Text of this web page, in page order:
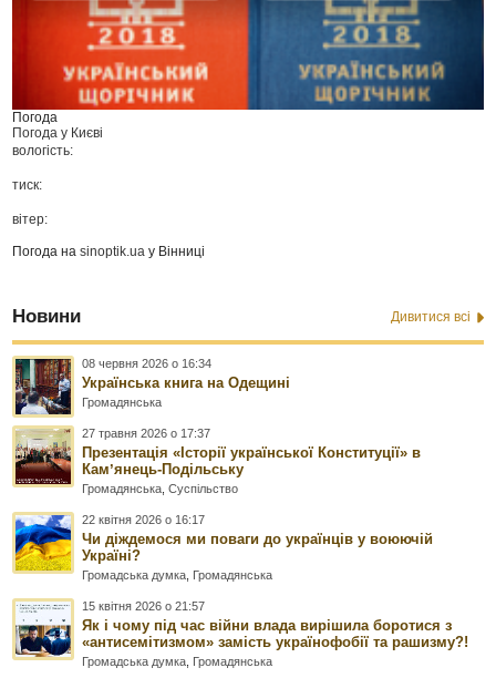
Погода
Погода у Києві
вологість:
тиск:
вітер:
Погода наsinoptik.ua у Вінниці
Новини Дивитися всі
08 червня 2026 о 16:34
Українська книга на Одещині
Громадянська
27 травня 2026 о 17:37
Презентація «Історії української Конституції» в
Камʼянець-Подільську
Громадянська ,Суспільство
22 квітня 2026 о 16:17
Чи діждемося ми поваги до українців у воюючій
Україні?
Громадська думка Громадянська
15 квітня 2026 о 21:57
Як і чому під час війни влада вирішила боротися з
«антисемітизмом» замість українофобії та рашизму?!
Громадська думка Громадянська